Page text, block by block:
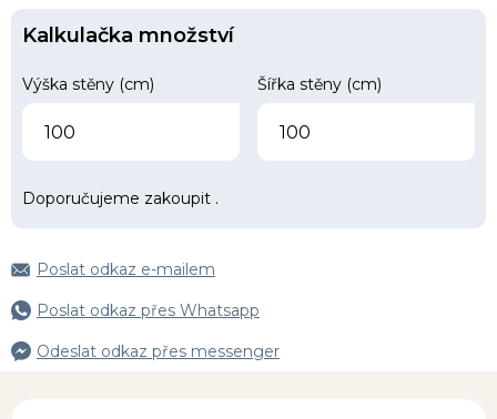
Kalkulačka množství
Výška stěny (cm) Šířka stěny (cm)
Doporučujeme zakoupit .
Poslat odkaz e-mailem
Poslat odkaz přes Whatsapp
Odeslat odkaz přes messenger